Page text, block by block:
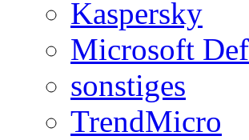
Kaspersky
Microsoft
sonstiges
TrendMicro